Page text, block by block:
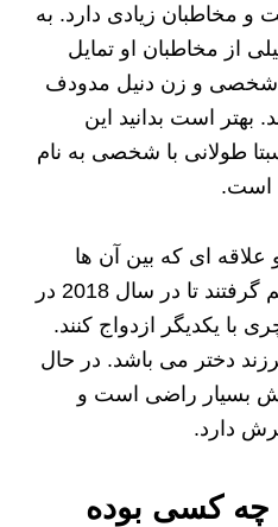
مخاطبان زیادی دارد. به
از مخاطبان او تمایل
شخصی و زن دنیل مدودف
بهتر است بدانید این
طولانی با شخصی به نام
است.
ای که بین آن ها
شکل گرفته این زوج تصمیم گرفتند تا در سال 2018 در
یکدیگر ازدواج کنند.
دختر می باشد. در حال
بسیار راضی است و
دارد.
چه کسی بوده